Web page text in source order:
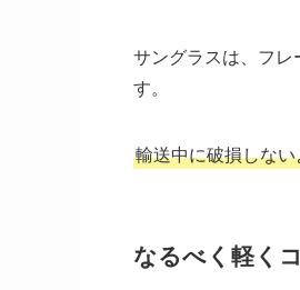
サングラスは、フ
す。
輸送中に破損しな
なるべく軽く